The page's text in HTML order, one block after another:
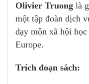
Olivier Truong là
một tập đoàn dịch
dạy môn xã hội
Europe.
Trích đoạn sách: